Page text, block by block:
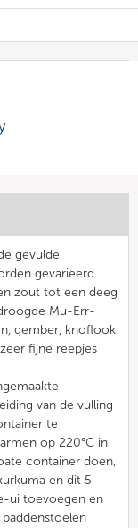
gevulde
gevarieerd.
zout tot een deeg
Mu-Err-
gember, knoflook
fijne reepjes
van de vulling
te
op 220°C in
container doen,
en dit 5
ui toevoegen en